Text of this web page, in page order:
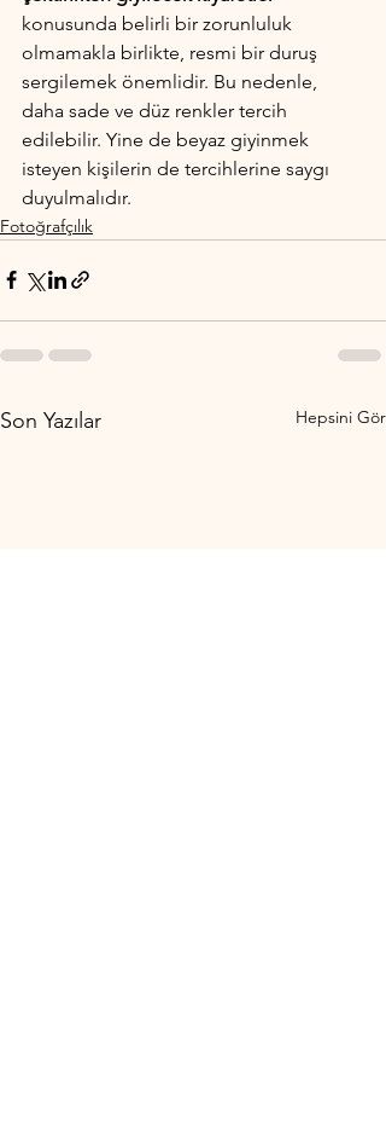
konusunda belirli bir zorunluluk
olmamakla birlikte, resmi bir duruş
sergilemek önemlidir. Bu nedenle,
daha sade ve düz renkler tercih
edilebilir. Yine de beyaz giyinmek
isteyen kişilerin de tercihlerine saygı
duyulmalıdır.
Fotoğrafçılık
Son Yazılar Hepsini Gör